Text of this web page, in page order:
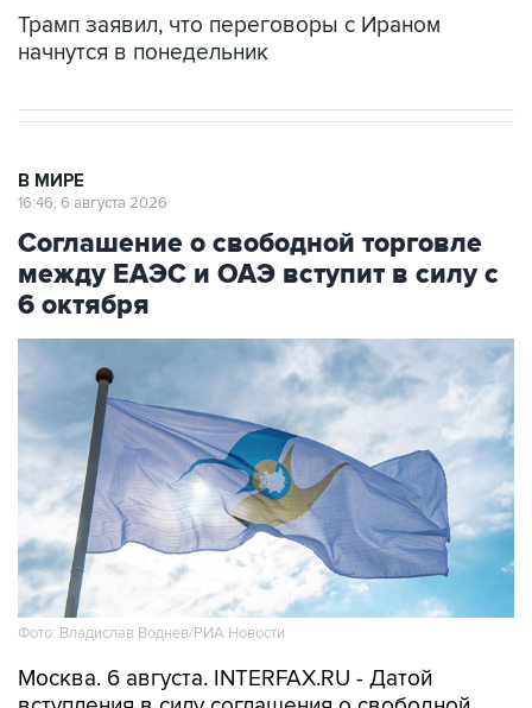
Трамп заявил, что переговоры с Ираном
начнутся в понедельник
В МИРЕ
16:46, 6 августа 2026
Соглашение о свободной торговле
между ЕАЭС и ОАЭ вступит в силу с
6 октября
Фото: Владислав Воднев/РИА Новости
Москва. 6 августа. INTERFAX.RU - Датой